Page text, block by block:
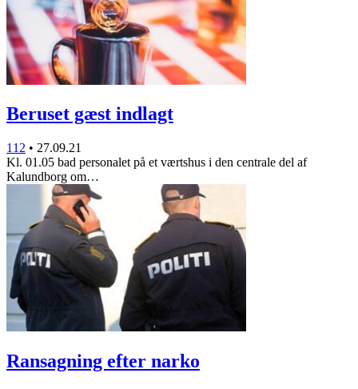
Beruset gæst indlagt
112 • 27.09.21
Kl. 01.05 bad personalet på et værtshus i den centrale del af
Kalundborg om…
Ransagning efter narko